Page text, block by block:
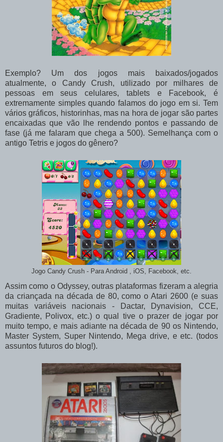
Exemplo? Um dos jogos mais baixados/jogados
atualmente, o Candy Crush, utilizado por milhares de
pessoas em seus celulares, tablets e Facebook, é
extremamente simples quando falamos do jogo em si. Tem
vários gráficos, historinhas, mas na hora de jogar são partes
encaixadas que vão lhe rendendo pontos e passando de
fase (já me falaram que chega a 500). Semelhança com o
antigo Tetris e jogos do gênero?
Jogo Candy Crush - Para Android , iOS, Facebook, etc.
Assim como o Odyssey, outras plataformas fizeram a alegria
da criançada na década de 80, como o Atari 2600 (e suas
muitas variáveis nacionais - Dactar, Dynavision, CCE,
Gradiente, Polivox, etc.) o qual tive o prazer de jogar por
muito tempo, e mais adiante na década de 90 os Nintendo,
Master System, Super Nintendo, Mega drive, e etc. (todos
assuntos futuros do blog!).